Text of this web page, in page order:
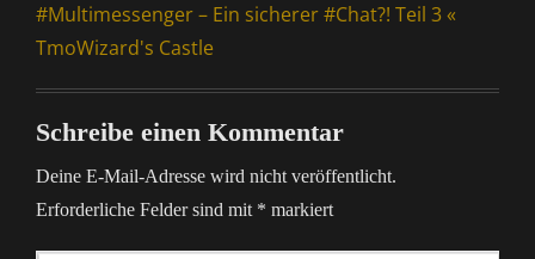
#Multimessenger – Ein sicherer #Chat?! Teil 3 «
TmoWizard's Castle
Schreibe einen Kommentar
Deine E-Mail-Adresse wird nicht veröffentlicht.
Erforderliche Felder sind mit * markiert